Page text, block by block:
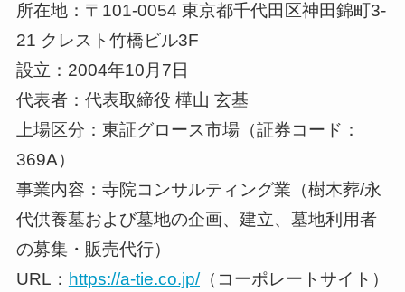
所在地：〒101-0054 東京都千代田区神田錦町3-
21 クレスト竹橋ビル3F
設立：2004年10月7日
代表者：代表取締役 樺山 玄基
上場区分：東証グロース市場（証券コード：
369A）
事業内容：寺院コンサルティング業（樹木葬/永
代供養墓および墓地の企画、建立、墓地利用者
の募集・販売代行）
URL： https://a-tie.co.jp/（コーポレートサイト）